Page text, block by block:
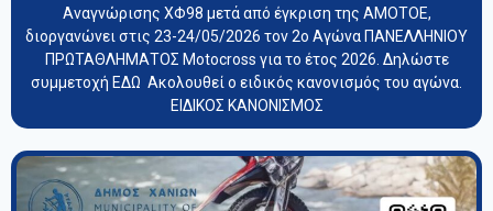
Αναγνώρισης ΧΦ98 μετά από έγκριση της ΑΜΟΤΟΕ,
διοργανώνει στις 23-24/05/2026 τον 2ο Αγώνα ΠΑΝΕΛΛΗΝΙΟΥ
ΠΡΩΤΑΘΛΗΜΑΤΟΣ Motocross για το έτος 2026. Δηλώστε
συμμετοχή ΕΔΩ Ακολουθεί ο ειδικός κανονισμός του αγώνα.
ΕΙΔΙΚΟΣ ΚΑΝΟΝΙΣΜΟΣ